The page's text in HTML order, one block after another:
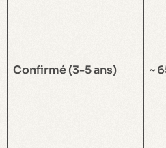
Confirmé (3-5 ans) ~